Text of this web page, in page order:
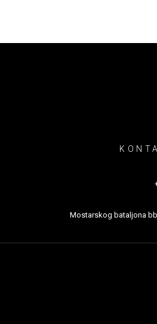
Mostarskog bataljona